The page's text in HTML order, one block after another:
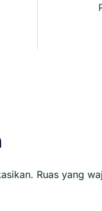
Ruas yang